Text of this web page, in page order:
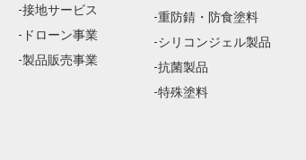
接地サービス
ドローン事業
製品販売事業
重防錆・防食塗料
シリコンジェル製品
抗菌製品
特殊塗料